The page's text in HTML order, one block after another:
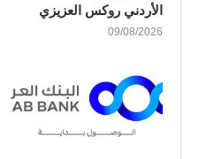
الأردني روكس العزيزي
09/08/2026